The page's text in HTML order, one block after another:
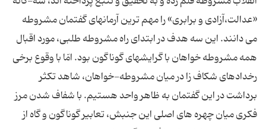
«عدالت،آزادی و برابری» را مهم ترین آرمانهای گفتمان مشروطه
می دانند. این سه هدف در ابتدای راه مشروطه طلبی، مورد اقبال
همه مشروطه خواهان با گرایشهای گوناگون بود. امّا با وقوع برخی
رخدادهای شکاف زا در میان مشروطه-خواهان، شاهد تکثر
برداشت در این گفتمان به ظاهر واحد هستیم. با شفاف شدن مرز
فکری میان چهره های اصلی این جنبش، تعابیر گوناگون و گاه از